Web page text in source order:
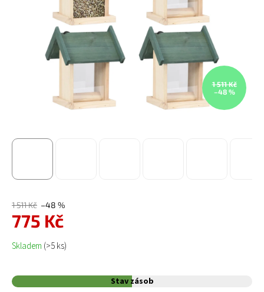
1 511 Kč
–48 %
1 511 Kč –48 %
775 Kč
Měrná cena:
Skladem (>5 ks)
Stav zásob